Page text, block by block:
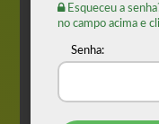
Esqueceu a
no campo acima e
Senha: